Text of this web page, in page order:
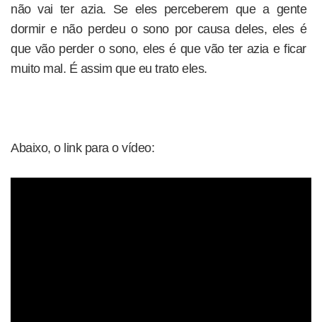
não vai ter azia. Se eles perceberem que a gente
dormir e não perdeu o sono por causa deles, eles é
que vão perder o sono, eles é que vão ter azia e ficar
muito mal. É assim que eu trato eles.
Abaixo, o link para o vídeo: